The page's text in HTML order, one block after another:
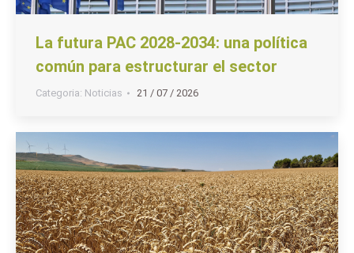
La futura PAC 2028-2034: una política
común para estructurar el sector
Categoria: Noticias 21 / 07 / 2026